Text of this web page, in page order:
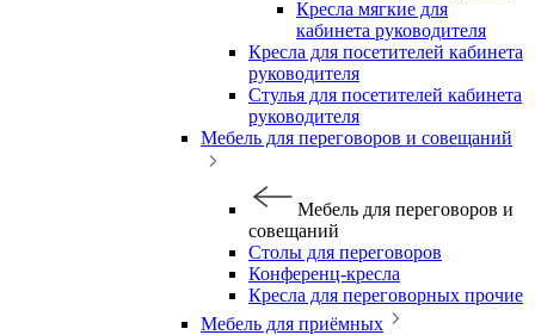
Кресла мягкие для
кабинета руководителя
Кресла для посетителей кабинета
руководителя
Стулья для посетителей кабинета
руководителя
Мебель для переговоров и совещаний
Мебель для переговоров и
совещаний
Столы для переговоров
Конференц-кресла
Кресла для переговорных прочие
Мебель для приёмных